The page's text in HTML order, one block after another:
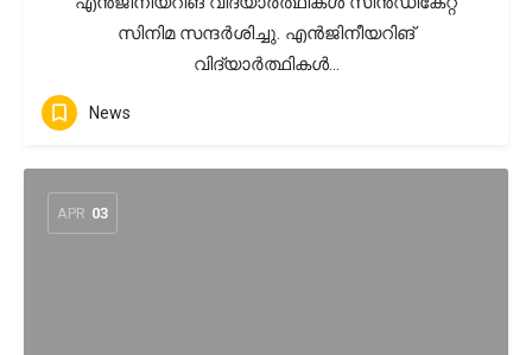
സിനിമ സന്ദർശിച്ചു. എൻജിനീയറിങ്
വിദ്യാർത്ഥികൾ…
News
APR 03